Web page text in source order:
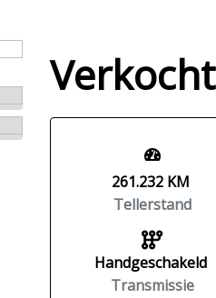
Verkocht
261.232 KM
Tellerstand
Handgeschakeld
Transmissie